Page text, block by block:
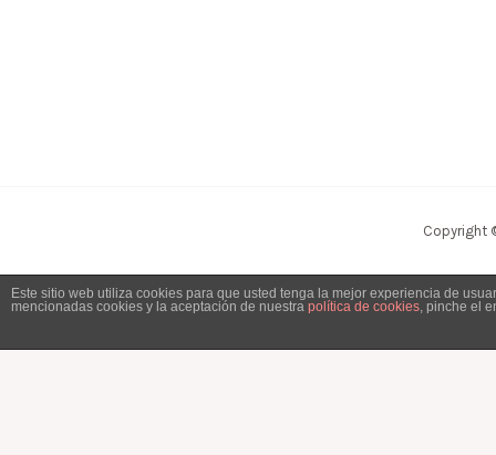
Copyright
Este sitio web utiliza cookies para que usted tenga la mejor experiencia de
mencionadas cookies y la aceptación de nuestra política de cookies, pinche el